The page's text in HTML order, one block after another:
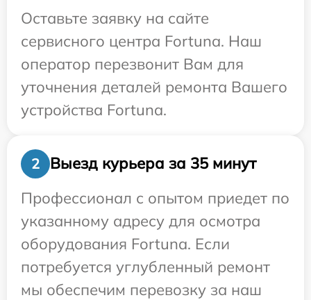
Оставьте заявку на сайте
сервисного центра Fortuna. Наш
оператор перезвонит Вам для
уточнения деталей ремонта Вашего
устройства Fortuna.
2
Выезд курьера за 35 минут
Профессионал с опытом приедет по
указанному адресу для осмотра
оборудования Fortuna. Если
потребуется углубленный ремонт
мы обеспечим перевозку за наш